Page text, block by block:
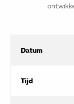
Datum
Tijd